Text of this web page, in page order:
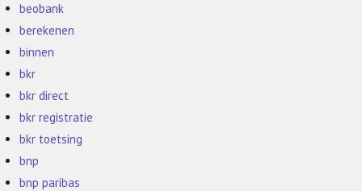
beobank
berekenen
binnen
bkr
bkr direct
bkr registratie
bkr toetsing
bnp
bnp paribas